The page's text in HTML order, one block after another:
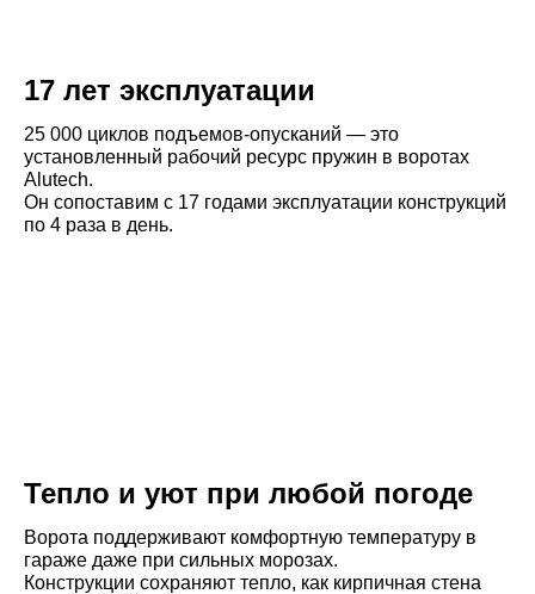
17 лет эксплуатации
25 000 циклов подъемов-опусканий — это
установленный рабочий ресурс пружин в воротах
Alutech.
Он сопоставим с 17 годами эксплуатации конструкций
по 4 раза в день.
Тепло и уют при любой погоде
Ворота поддерживают комфортную температуру в
гараже даже при сильных морозах.
Конструкции сохраняют тепло, как кирпичная стена